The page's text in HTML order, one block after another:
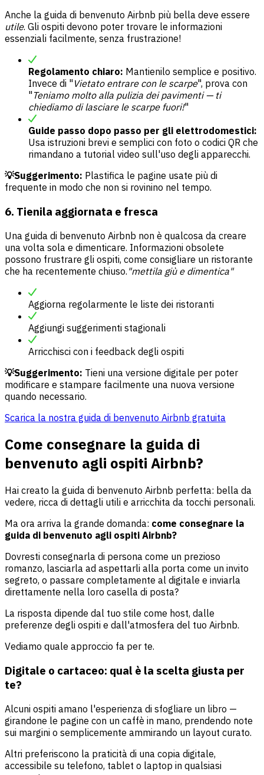
Anche la guida di benvenuto Airbnb più bella deve essere
utile. Gli ospiti devono poter trovare le informazioni
essenziali facilmente, senza frustrazione!
Regolamento chiaro: Mantienilo semplice e positivo.
Invece di "Vietato entrare con le scarpe", prova con
"Teniamo molto alla pulizia dei pavimenti — ti
chiediamo di lasciare le scarpe fuori!"
Guide passo dopo passo per gli elettrodomestici:
Usa istruzioni brevi e semplici con foto o codici QR che
rimandano a tutorial video sull'uso degli apparecchi.
💡Suggerimento: Plastifica le pagine usate più di
frequente in modo che non si rovinino nel tempo.
6. Tienila aggiornata e fresca
Una guida di benvenuto Airbnb non è qualcosa da creare
una volta sola e dimenticare. Informazioni obsolete
possono frustrare gli ospiti, come consigliare un ristorante
che ha recentemente chiuso. "mettila giù e dimentica"
Aggiorna regolarmente le liste dei ristoranti
Aggiungi suggerimenti stagionali
Arricchisci con i feedback degli ospiti
💡Suggerimento: Tieni una versione digitale per poter
modificare e stampare facilmente una nuova versione
quando necessario.
Scarica la nostra guida di benvenuto Airbnb gratuita
Come consegnare la guida di
benvenuto agli ospiti Airbnb?
Hai creato la guida di benvenuto Airbnb perfetta: bella da
vedere, ricca di dettagli utili e arricchita da tocchi personali.
Ma ora arriva la grande domanda: come consegnare la
guida di benvenuto agli ospiti Airbnb?
Dovresti consegnarla di persona come un prezioso
romanzo, lasciarla ad aspettarli alla porta come un invito
segreto, o passare completamente al digitale e inviarla
direttamente nella loro casella di posta?
La risposta dipende dal tuo stile come host, dalle
preferenze degli ospiti e dall'atmosfera del tuo Airbnb.
Vediamo quale approccio fa per te.
Digitale o cartaceo: qual è la scelta giusta per
te?
Alcuni ospiti amano l'esperienza di sfogliare un libro —
girandone le pagine con un caffè in mano, prendendo note
sui margini o semplicemente ammirando un layout curato.
Altri preferiscono la praticità di una copia digitale,
accessibile su telefono, tablet o laptop in qualsiasi